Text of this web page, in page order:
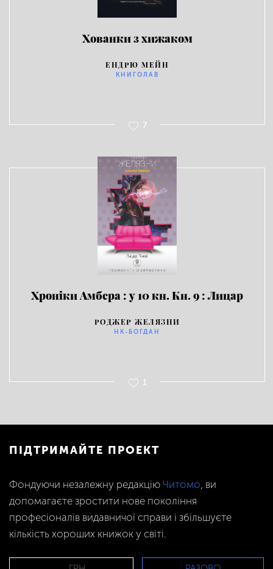
Хованки з хижаком
ЕНДРЮ МЕЙН
КНИГОЛАВ
7
Хроніки Амбера : у 10 кн. Кн. 9 : Лицар
РОДЖЕР ЖЕЛЯЗНИ
НК-БОГДАН
1
ПІДТРИМАЙТЕ ПРОЕКТ
Фондуючи незалежну редакцію Читомо, ви
допомагаєте зростити нове покоління
професіоналів видавничої справи і збільшуєте
кількість хороших книжок у світі.